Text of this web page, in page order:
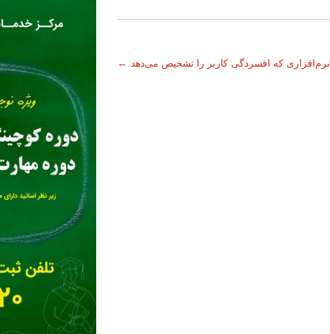
← نرم‌افزاری که افسردگی کاربر را تشخیص می‌دهد